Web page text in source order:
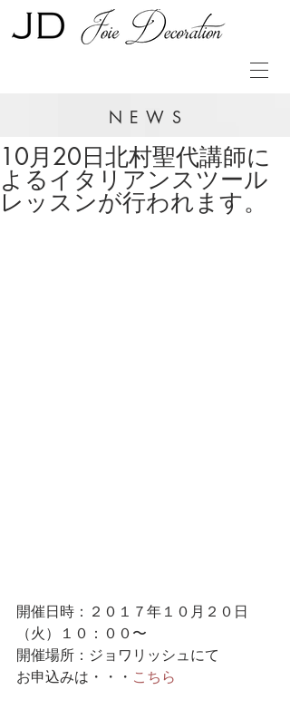
NEWS
10月20日北村聖代講師に
よるイタリアンスツール
レッスンが行われます。
開催日時：２０１７年１０月２０日
（火）１０：００〜
開催場所：ジョワリッシュにて
お申込みは・・・ こちら